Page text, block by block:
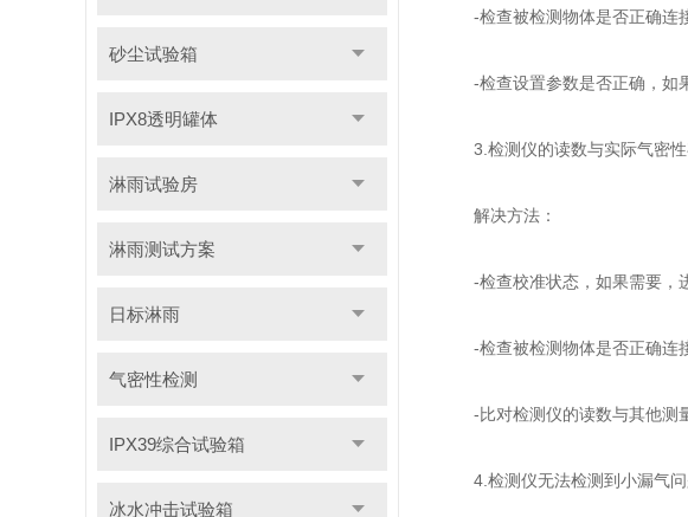
砂尘试验箱
IPX8透明罐体
淋雨试验房
淋雨测试方案
日标淋雨
气密性检测
IPX39综合试验箱
冰水冲击试验箱
-检查被检测物体是否正确连接
-检查设置参数是否正确，如果
3.检测仪的读数与实际气密性
解决方法：
-检查校准状态，如果需要，进
-检查被检测物体是否正确连接
-比对检测仪的读数与其他测量
4.检测仪无法检测到小漏气问